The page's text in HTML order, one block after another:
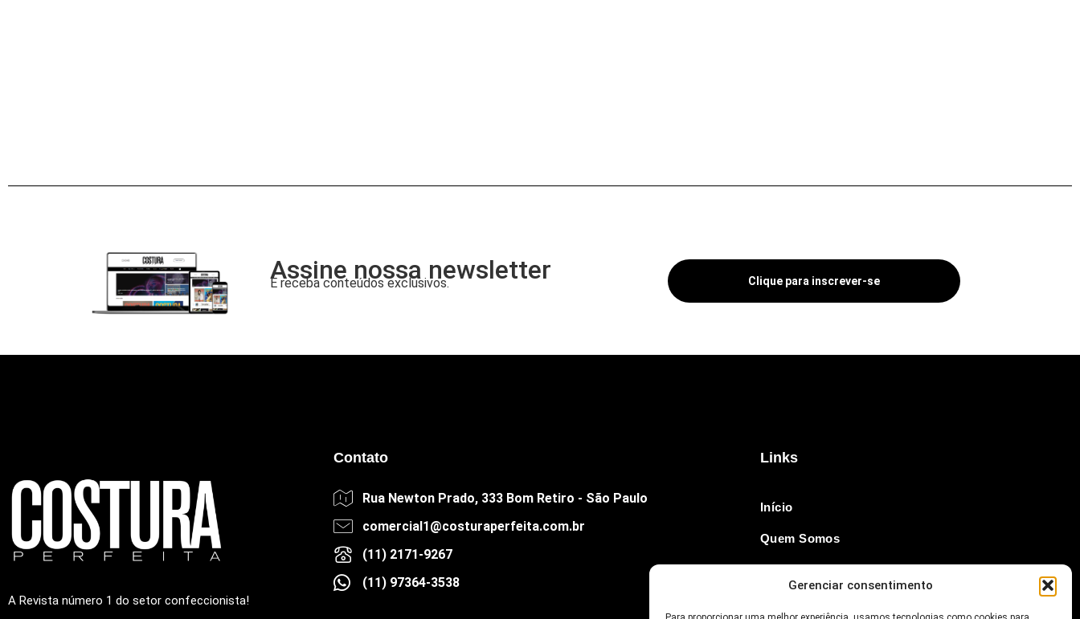
Gerenciar consentimento
Assine nossa newsletter
E receba conteúdos exclusivos. Clique para inscrever-se
A Revista número 1 do setor confeccionista!
Contato
Rua Newton Prado, 333 Bom Retiro - São Paulo
comercial1@costuraperfeita.com.br
(11) 2171-9267
(11) 97364-3538
Links
Início
Quem Somos